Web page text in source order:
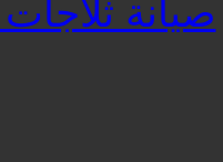
صيانة ثلاجات